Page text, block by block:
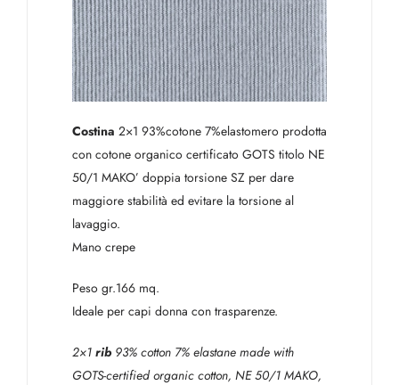
Costina 2×1 93%cotone 7%elastomero prodotta
con cotone organico certificato GOTS titolo NE
50/1 MAKO’ doppia torsione SZ per dare
maggiore stabilità ed evitare la torsione al
lavaggio.
Mano crepe
Peso gr.166 mq.
Ideale per capi donna con trasparenze.
2×1 rib93% cotton 7% elastane made with
GOTS-certified organic cotton, NE 50/1 MAKO,